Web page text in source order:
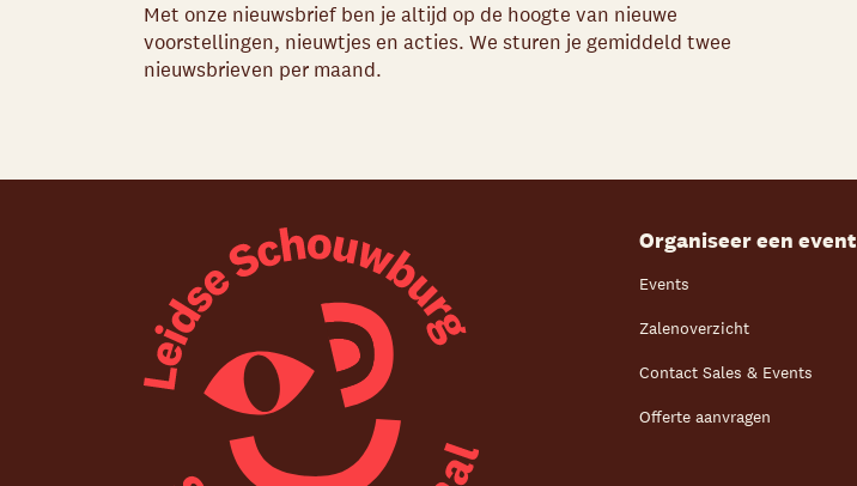
Met onze nieuwsbrief ben je altijd op de hoogte van nieuwe
voorstellingen, nieuwtjes en acties. We sturen je gemiddeld twee
nieuwsbrieven per maand.
Organiseer een event
Events
Zalenoverzicht
Contact Sales & Events
Offerte aanvragen